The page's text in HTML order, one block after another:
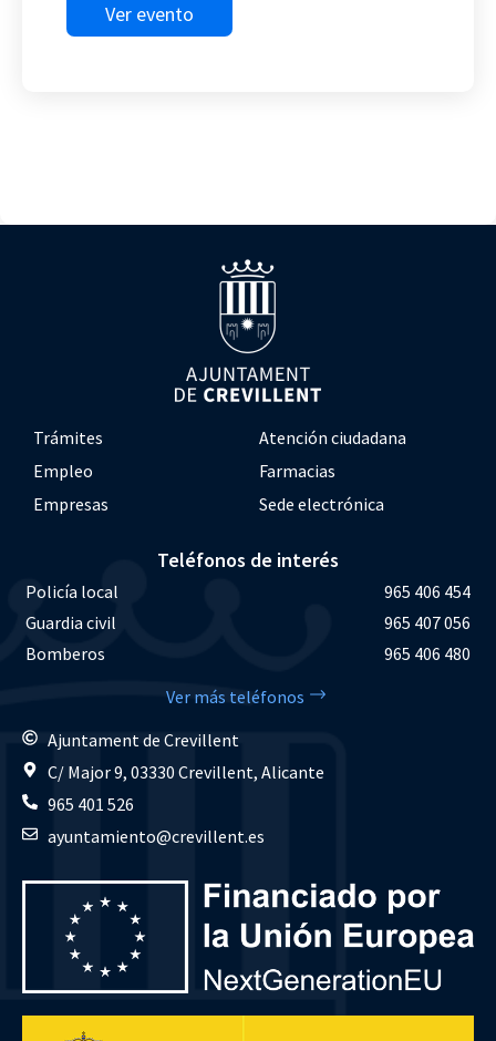
Ver evento
Trámites
Atención ciudadana
Empleo
Farmacias
Empresas
Sede electrónica
Teléfonos de interés
Policía local
965 406 454
Guardia civil
965 407 056
Bomberos
965 406 480
Ver más teléfonos
Ajuntament de Crevillent
C/ Major 9, 03330 Crevillent, Alicante
965 401 526
ayuntamiento@crevillent.es